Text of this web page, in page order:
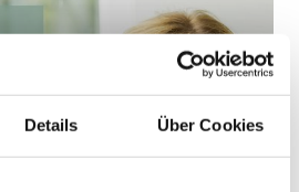
Details Über Cookies
25.06.2026